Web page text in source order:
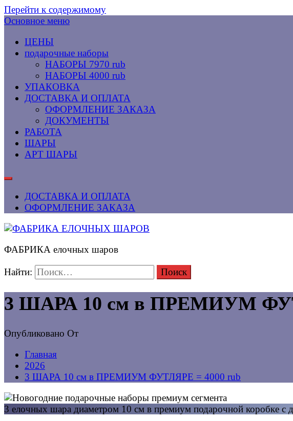
Перейти к содержимому
Основное меню
ЦЕНЫ
подарочные наборы
НАБОРЫ 7970 rub
НАБОРЫ 4000 rub
УПАКОВКА
ДОСТАВКА И ОПЛАТА
ОФОРМЛЕНИЕ ЗАКАЗА
ДОКУМЕНТЫ
РАБОТА
ШАРЫ
АРТ ШАРЫ
ДОСТАВКА И ОПЛАТА
ОФОРМЛЕНИЕ ЗАКАЗА
ФАБРИКА елочных шаров
Найти:
3 ШАРА 10 см в ПРЕМИУМ
Опубликовано От
Главная
2026
3 ШАРА 10 см в ПРЕМИУМ ФУТЛЯРЕ = 4000 rub
3 елочных шара диаметром 10 см в премиум подарочной коробке с